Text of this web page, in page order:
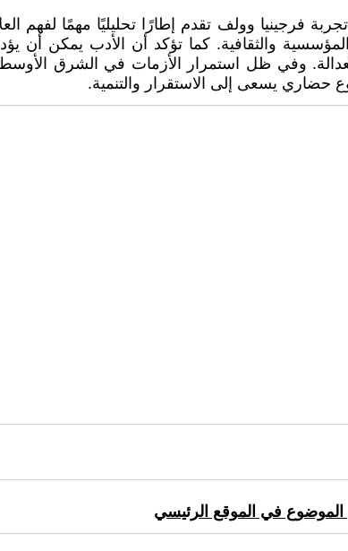
فرجينيا وولف تقدم إطارًا تحليليًا مهمًا
والثقافية. كما تؤكد أن الأدب يمكن أن
وفي ظل استمرار الأزمات في الشرق
يسعى إلى الاستقرار والتنمية.
الموضوع في الموقع الرئيسي